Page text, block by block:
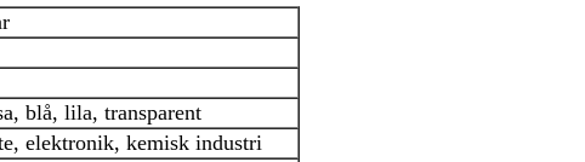
blå, lila, transparent
elektronik, kemisk industri